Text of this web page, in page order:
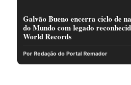
Galvão Bueno encerra ciclo de
do Mundo com legado
World Records
Por Redação do Portal Remador